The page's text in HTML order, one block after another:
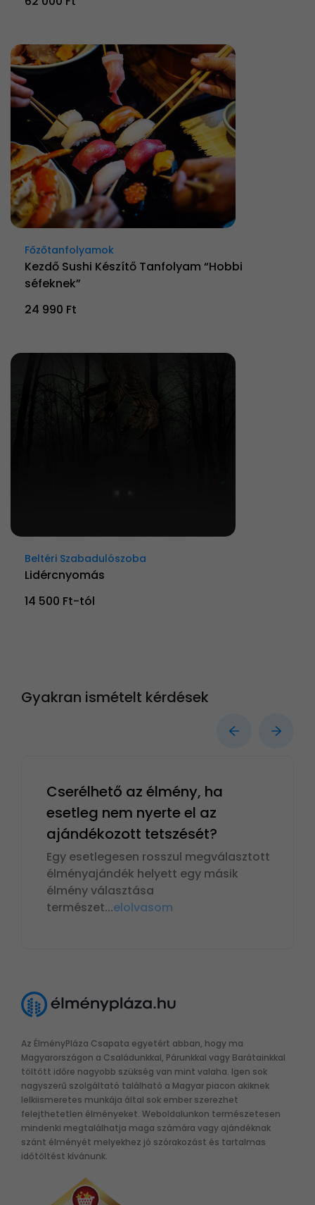
Főzőtanfolyamok
Kezdő Sushi Készítő Tanfolyam “Hobbi
séfeknek”
24 990 Ft
Beltéri Szabadulószoba
Lidércnyomás
14 500 Ft-tól
Gyakran ismételt kérdések
Cserélhető az élmény, ha
esetleg nem nyerte el az
ajándékozott tetszését?
Egy esetlegesen rosszul megválasztott
élményajándék helyett egy másik
élmény választása
természet...elolvasom
Az ÉlményPláza Csapata egyetért abban, hogy ma
Magyarországon a Családunkkal, Párunkkal vagy Barátainkkal
töltött időre nagyobb szükség van mint valaha. Igen sok
nagyszerű szolgáltató található a Magyar piacon akiknek
lelkiismeretes munkája által sok ember szerezhet
felejthetetlen élményeket. Weboldalunkon természetesen
mindenki megtalálhatja maga számára vagy ajándéknak
szánt élményét melyekhez jó szórakozást és tartalmas
időtöltést kívánunk.